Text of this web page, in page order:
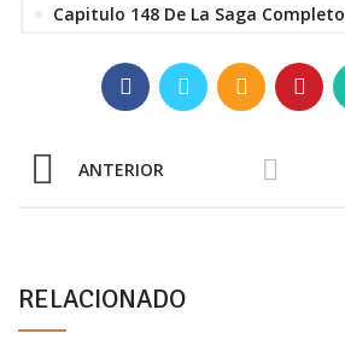
Capitulo 148 De La Saga Completo
ANTERIOR
RELACIONADO